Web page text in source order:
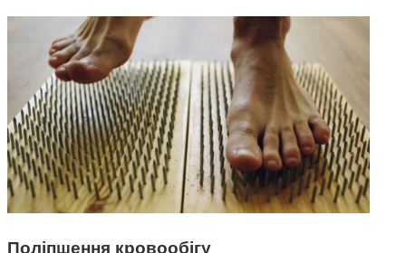
Поліпшення кровообігу